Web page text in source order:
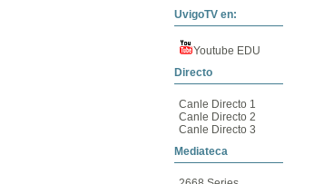
UvigoTV en:
Youtube EDU
Directo
Canle Directo 1
Canle Directo 2
Canle Directo 3
Mediateca